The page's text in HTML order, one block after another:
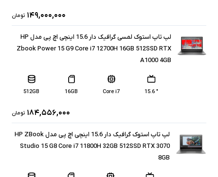
۱۴۹,۰۰۰,۰۰۰ تومان
لپ تاپ استوک لمسی گرافیک دار 15.6 اینچی اچ پی مدل HP
Zbook Power 15 G9 Core i7 12700H 16GB 512SSD RTX
A1000 4GB
" 15.6
Core i7
16GB
512GB
۱۸۴,۵۵۶,۰۰۰ تومان
لپ تاپ استوک گرافیک دار 15.6 اینچی اچ پی مدل HP ZBook
Studio 15 G8 Core i7 11800H 32GB 512SSD RTX 3070
8GB